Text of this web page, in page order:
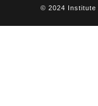
© 2024 Institute